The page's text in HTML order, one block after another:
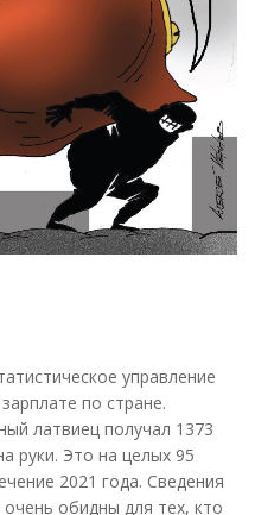
управление
по стране.
латвиец получал 1373
руки. Это на целых 95
2021 года. Сведения
очень обидны для тех, кто